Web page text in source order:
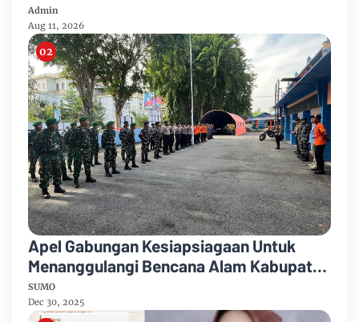
Admin
Aug 11, 2026
Apel Gabungan Kesiapsiagaan Untuk
Menanggulangi Bencana Alam Kabupaten
Bengkalis
SUMO
Dec 30, 2025